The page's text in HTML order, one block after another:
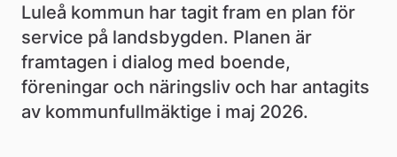
Luleå kommun har tagit fram en plan för
service på landsbygden. Planen är
framtagen i dialog med boende,
föreningar och näringsliv och har antagits
av kommunfullmäktige i maj 2026.